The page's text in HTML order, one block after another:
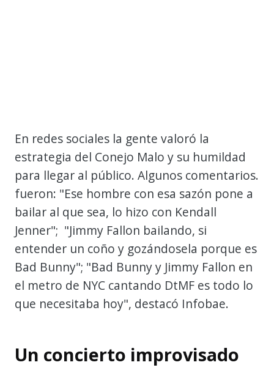
En redes sociales la gente valoró la
estrategia del Conejo Malo y su humildad
para llegar al público. Algunos comentarios.
fueron: "Ese hombre con esa sazón pone a
bailar al que sea, lo hizo con Kendall
Jenner"; "Jimmy Fallon bailando, si
entender un coño y gozándosela porque es
Bad Bunny"; "Bad Bunny y Jimmy Fallon en
el metro de NYC cantando DtMF es todo lo
que necesitaba hoy", destacó Infobae.
Un concierto improvisado